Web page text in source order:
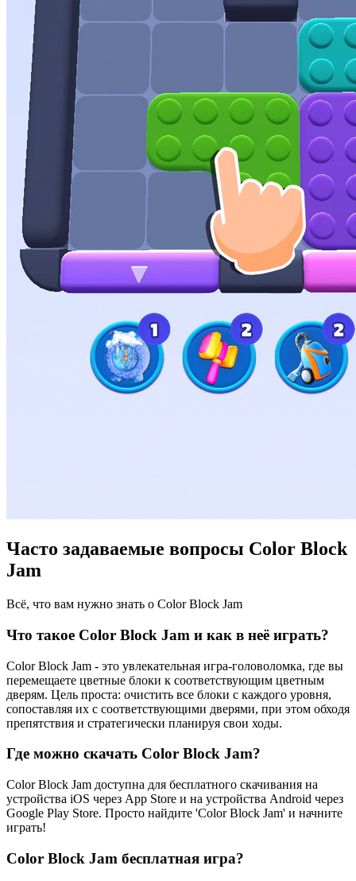
Часто задаваемые вопросы Color Block
Jam
Всё, что вам нужно знать о Color Block Jam
Что такое Color Block Jam и как в неё играть?
Color Block Jam - это увлекательная игра-головоломка, где вы
перемещаете цветные блоки к соответствующим цветным
дверям. Цель проста: очистить все блоки с каждого уровня,
сопоставляя их с соответствующими дверями, при этом обходя
препятствия и стратегически планируя свои ходы.
Где можно скачать Color Block Jam?
Color Block Jam доступна для бесплатного скачивания на
устройства iOS через App Store и на устройства Android через
Google Play Store. Просто найдите 'Color Block Jam' и начните
играть!
Color Block Jam бесплатная игра?